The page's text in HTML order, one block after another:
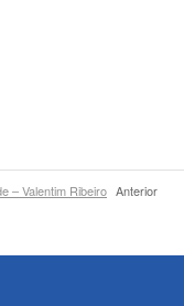
– Valentim Ribeiro Anterior